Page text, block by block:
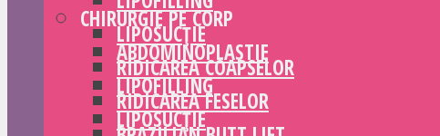
LIPOSUCȚIE
RIDICAREA COAPSELOR
RIDICAREA FESELOR
CHIRURGIE PE CORP
ABDOMINOPLASTIE
LIPOFILLING
LIPOSUCȚIE